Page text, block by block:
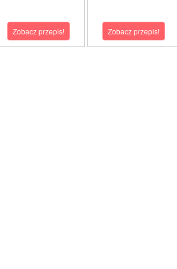
Zobacz przepis! Zobacz przepis!